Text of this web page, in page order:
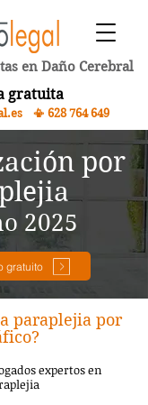
en Daño Cerebral
gratuita
📳 628 764 649
por
2025
gratuito
paraplejia por
expertos en